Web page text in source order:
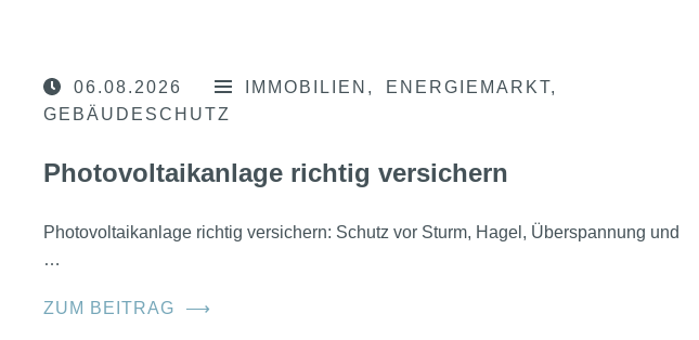
06.08.2026 IMMOBILIEN
ENERGIEMARKT
GEBÄUDESCHUTZ
Photovoltaikanlage richtig versichern
Photovoltaikanlage richtig versichern: Schutz vor Sturm, Hagel, Überspannung und
…
ZUM BEITRAG ⟶